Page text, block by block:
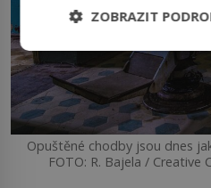
Opuštěné chodby jsou dnes
FOTO: R. Bajela / Creative
ZOBRAZIT